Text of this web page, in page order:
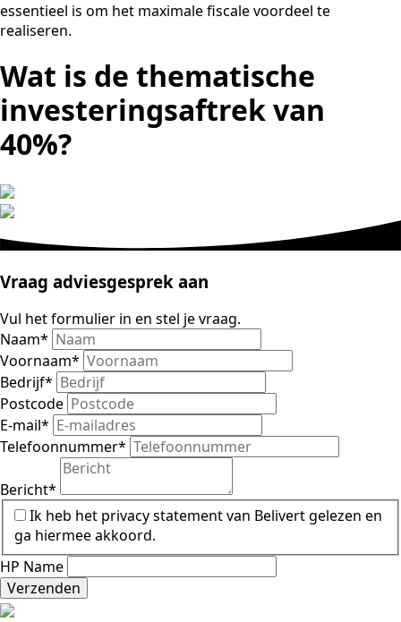
essentieel is om het maximale fiscale voordeel te
realiseren.
Wat is de thematische
investeringsaftrek van
40%?
Vraag adviesgesprek aan
Vul het formulier in en stel je vraag.
Naam*
Voornaam*
Bedrijf*
Postcode
E-mail*
Telefoonnummer*
Bericht*
Ik heb het privacy statement van Belivert gelezen en
ga hiermee akkoord.
HP Name
Verzenden